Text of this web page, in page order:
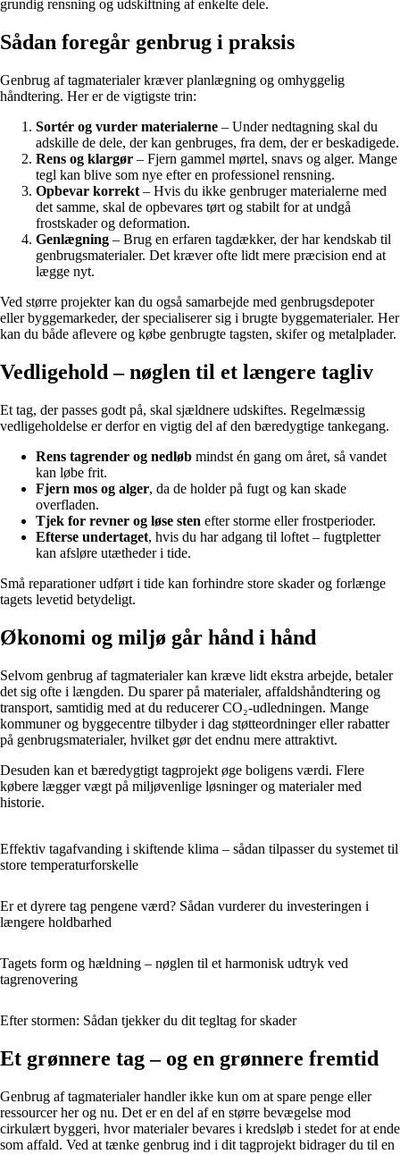
grundig rensning og udskiftning af enkelte dele.
Sådan foregår genbrug i praksis
Genbrug af tagmaterialer kræver planlægning og omhyggelig
håndtering. Her er de vigtigste trin:
Sortér og vurder materialerne – Under nedtagning skal du
adskille de dele, der kan genbruges, fra dem, der er beskadigede.
Rens og klargør – Fjern gammel mørtel, snavs og alger. Mange
tegl kan blive som nye efter en professionel rensning.
Opbevar korrekt – Hvis du ikke genbruger materialerne med
det samme, skal de opbevares tørt og stabilt for at undgå
frostskader og deformation.
Genlægning – Brug en erfaren tagdækker, der har kendskab til
genbrugsmaterialer. Det kræver ofte lidt mere præcision end at
lægge nyt.
Ved større projekter kan du også samarbejde med genbrugsdepoter
eller byggemarkeder, der specialiserer sig i brugte byggematerialer. Her
kan du både aflevere og købe genbrugte tagsten, skifer og metalplader.
Vedligehold – nøglen til et længere tagliv
Et tag, der passes godt på, skal sjældnere udskiftes. Regelmæssig
vedligeholdelse er derfor en vigtig del af den bæredygtige tankegang.
Rens tagrender og nedløb mindst én gang om året, så vandet
kan løbe frit.
Fjern mos og alger, da de holder på fugt og kan skade
overfladen.
Tjek for revner og løse sten efter storme eller frostperioder.
Efterse undertaget, hvis du har adgang til loftet – fugtpletter
kan afsløre utætheder i tide.
Små reparationer udført i tide kan forhindre store skader og forlænge
tagets levetid betydeligt.
Økonomi og miljø går hånd i hånd
Selvom genbrug af tagmaterialer kan kræve lidt ekstra arbejde, betaler
det sig ofte i længden. Du sparer på materialer, affaldshåndtering og
transport, samtidig med at du reducerer CO₂-udledningen. Mange
kommuner og byggecentre tilbyder i dag støtteordninger eller rabatter
på genbrugsmaterialer, hvilket gør det endnu mere attraktivt.
Desuden kan et bæredygtigt tagprojekt øge boligens værdi. Flere
købere lægger vægt på miljøvenlige løsninger og materialer med
historie.
Effektiv tagafvanding i skiftende klima – sådan tilpasser du systemet til
store temperaturforskelle
Er et dyrere tag pengene værd? Sådan vurderer du investeringen i
længere holdbarhed
Tagets form og hældning – nøglen til et harmonisk udtryk ved
tagrenovering
Efter stormen: Sådan tjekker du dit tegltag for skader
Et grønnere tag – og en grønnere fremtid
Genbrug af tagmaterialer handler ikke kun om at spare penge eller
ressourcer her og nu. Det er en del af en større bevægelse mod
cirkulært byggeri, hvor materialer bevares i kredsløb i stedet for at ende
som affald. Ved at tænke genbrug ind i dit tagprojekt bidrager du til en